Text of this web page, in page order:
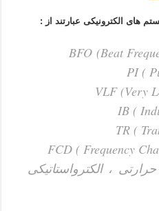
های الکترونیکی عبارتند از :
(Beat
، الکترواستاتیکی